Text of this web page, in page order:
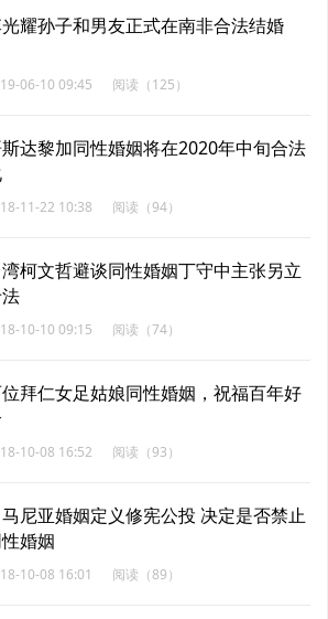
耀孙子和男友正式在南非合法结婚
06-10 09:45 阅读（125）
达黎加同性婚姻将在2020年中旬合法
11-22 10:38 阅读（94）
柯文哲避谈同性婚姻丁守中主张另立
10-10 09:15 阅读（74）
拜仁女足姑娘同性婚姻，祝福百年好
10-08 16:52 阅读（93）
尼亚婚姻定义修宪公投 决定是否禁止
婚姻
10-08 16:01 阅读（89）